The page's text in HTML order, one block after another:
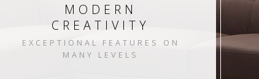
MODERN
CREATIVITY
EXCEPTIONAL FEATURES ON
MANY LEVELS